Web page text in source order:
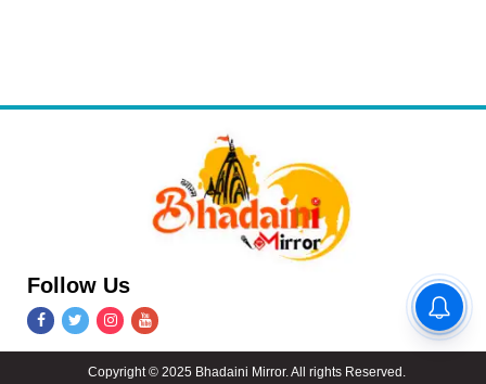
Follow Us
Copyright © 2025 Bhadaini Mirror. All rights Reserved.
प्रह्लादघाट में पूर्वांचल की लोक संस्कृति
का संगम, छात्र-छात्राओं ने कजरी की